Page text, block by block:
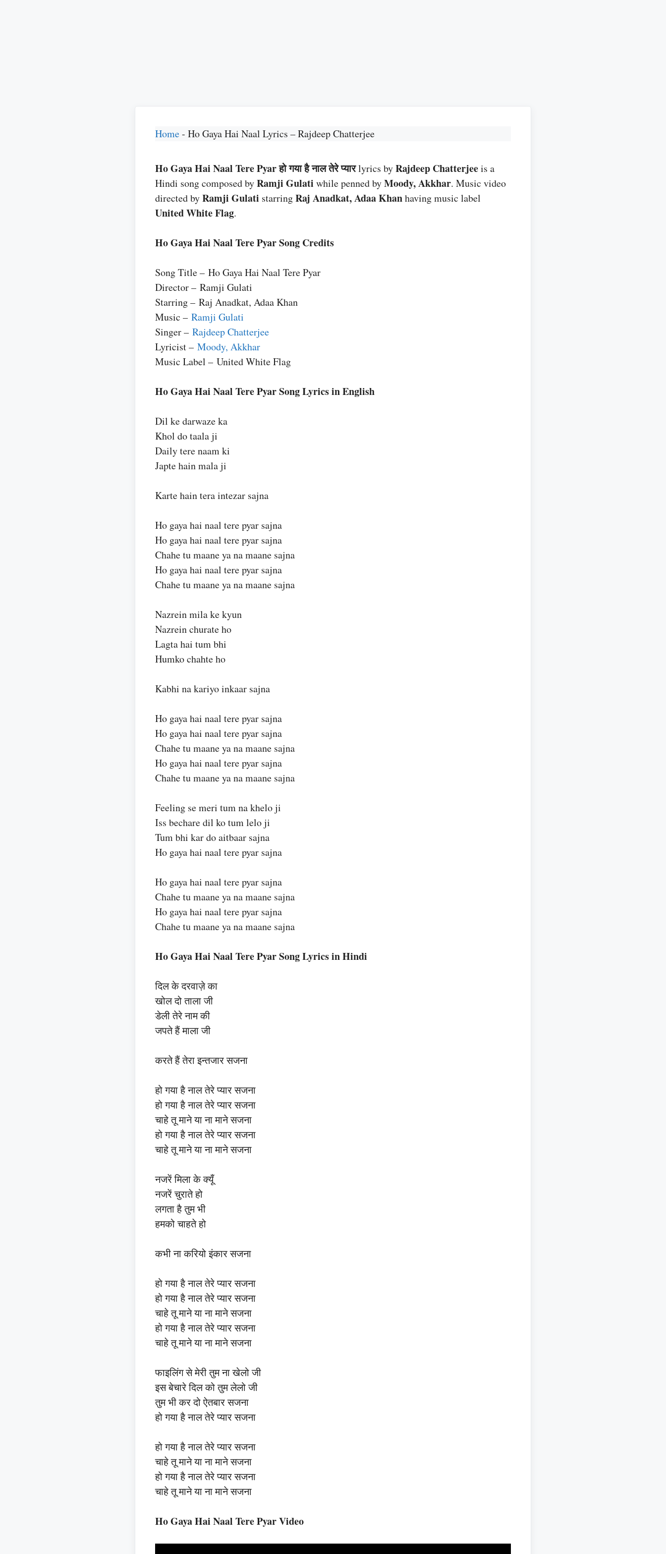
Home- Ho Gaya Hai Naal Lyrics – Rajdeep Chatterjee
Ho Gaya Hai Naal Tere Pyar हो गया है नाल तेरे प्यारlyrics byRajdeep Chatterjeeis a
Hindi song composed byRamji Gulati while penned byMoody, Akkhar. Music video
directed byRamji Gulati starringRaj Anadkat, Adaa Khanhaving music label
United White Flag.
Ho Gaya Hai Naal Tere Pyar Song Credits
Song Title – Ho Gaya Hai Naal Tere Pyar
Director – Ramji Gulati
Starring – Raj Anadkat, Adaa Khan
Music – Ramji Gulati
Singer – Rajdeep Chatterjee
Lyricist – Moody, Akkhar
Music Label – United White Flag
Ho Gaya Hai Naal Tere Pyar Song Lyrics in English
Dil ke darwaze ka
Khol do taala ji
Daily tere naam ki
Japte hain mala ji
Karte hain tera intezar sajna
Ho gaya hai naal tere pyar sajna
Ho gaya hai naal tere pyar sajna
Chahe tu maane ya na maane sajna
Ho gaya hai naal tere pyar sajna
Chahe tu maane ya na maane sajna
Nazrein mila ke kyun
Nazrein churate ho
Lagta hai tum bhi
Humko chahte ho
Kabhi na kariyo inkaar sajna
Ho gaya hai naal tere pyar sajna
Ho gaya hai naal tere pyar sajna
Chahe tu maane ya na maane sajna
Ho gaya hai naal tere pyar sajna
Chahe tu maane ya na maane sajna
Feeling se meri tum na khelo ji
Iss bechare dil ko tum lelo ji
Tum bhi kar do aitbaar sajna
Ho gaya hai naal tere pyar sajna
Ho gaya hai naal tere pyar sajna
Chahe tu maane ya na maane sajna
Ho gaya hai naal tere pyar sajna
Chahe tu maane ya na maane sajna
Ho Gaya Hai Naal Tere Pyar Song Lyrics in Hindi
दिल के दरवाज़े का
खोल दो ताला जी
डेली तेरे नाम की
जपते हैं माला जी
करते हैं तेरा इन्तजार सजना
हो गया है नाल तेरे प्यार सजना
हो गया है नाल तेरे प्यार सजना
चाहे तू माने या ना माने सजना
हो गया है नाल तेरे प्यार सजना
चाहे तू माने या ना माने सजना
नजरें मिला के क्यूँ
नजरें चुराते हो
लगता है तुम भी
हमको चाहते हो
कभी ना करियो इंकार सजना
हो गया है नाल तेरे प्यार सजना
हो गया है नाल तेरे प्यार सजना
चाहे तू माने या ना माने सजना
हो गया है नाल तेरे प्यार सजना
चाहे तू माने या ना माने सजना
फाइलिंग से मेरी तुम ना खेलो जी
इस बेचारे दिल को तुम लेलो जी
तुम भी कर दो ऐतबार सजना
हो गया है नाल तेरे प्यार सजना
हो गया है नाल तेरे प्यार सजना
चाहे तू माने या ना माने सजना
हो गया है नाल तेरे प्यार सजना
चाहे तू माने या ना माने सजना
Ho Gaya Hai Naal Tere Pyar Video